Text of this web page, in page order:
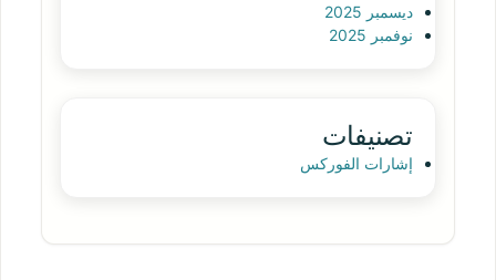
ديسمبر 2025
نوفمبر 2025
تصنيفات
إشارات الفوركس